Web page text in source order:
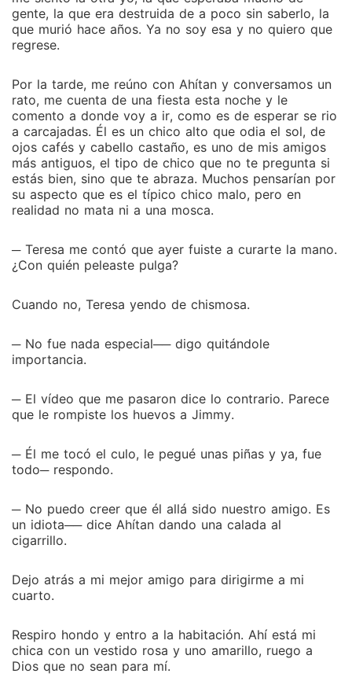
gente, la que era destruida de a poco sin saberlo, la
que murió hace años. Ya no soy esa y no quiero que
regrese.
Por la tarde, me reúno con Ahítan y conversamos un
rato, me cuenta de una fiesta esta noche y le
comento a donde voy a ir, como es de esperar se rio
a carcajadas. Él es un chico alto que odia el sol, de
ojos cafés y cabello castaño, es uno de mis amigos
más antiguos, el tipo de chico que no te pregunta si
estás bien, sino que te abraza. Muchos pensarían por
su aspecto que es el típico chico malo, pero en
realidad no mata ni a una mosca.
─ Teresa me contó que ayer fuiste a curarte la mano.
¿Con quién peleaste pulga?
Cuando no, Teresa yendo de chismosa.
─ No fue nada especial── digo quitándole
importancia.
─ El vídeo que me pasaron dice lo contrario. Parece
que le rompiste los huevos a Jimmy.
─ Él me tocó el culo, le pegué unas piñas y ya, fue
todo─ respondo.
─ No puedo creer que él allá sido nuestro amigo. Es
un idiota── dice Ahítan dando una calada al
cigarrillo.
Dejo atrás a mi mejor amigo para dirigirme a mi
cuarto.
Respiro hondo y entro a la habitación. Ahí está mi
chica con un vestido rosa y uno amarillo, ruego a
Dios que no sean para mí.